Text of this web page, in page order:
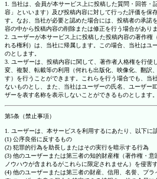
1. 当社は、会員が本サービス上に投稿した質問・回答・
容」といいます）及び投稿内容に対して行った評価を保
す。なお、当社が必要と認めた場合には、投稿者の承諾
容の中から投稿内容の削除または修正を行う場合がありま
2. ユーザーが本サービス上に投稿した投稿内容の著作権
れる権利）は、当社に帰属します。この場合、当社はユ
のとします。
3. ユーザーは、投稿内容に関して、著作者人格権を行使
変、複製、転載等の利用（何れも出版化、映像化、翻訳
す）を行うことができます。これらを行う場合でも、当
ないものとし、また、当社はユーザーの氏名、ユーザー
ザーを表す名称を表示しないことができるものとします。
第5条（禁止事項）
1. ユーザーは、本サービスを利用するにあたり、以下に
(1) 公序良俗に反するもの
(2) 犯罪的行為を助長しまたはその実行を暗示する行為
(3) 他のユーザーまたは第三者の知的財産権（著作権・意
ノウハウが含まれるがこれらに限定されません）を侵害
(4) 他のユーザーまたは第三者の財産、信用、名誉、プ